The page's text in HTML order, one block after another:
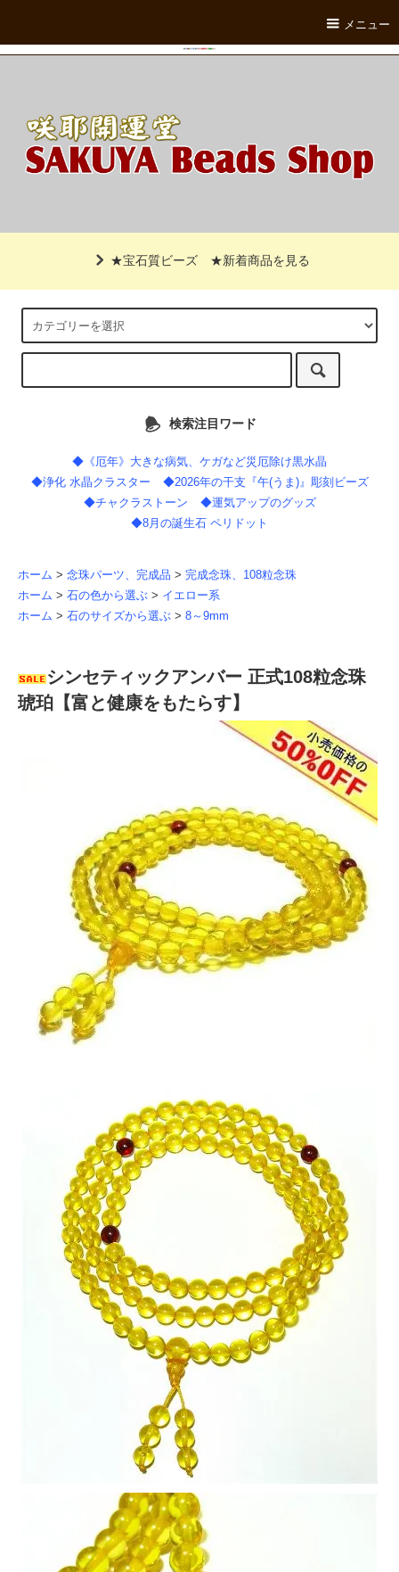
メニュー
★宝石質ビーズ ★新着商品を見る
検索注目ワード
◆《厄年》大きな病気、ケガなど災厄除け黒水晶
◆浄化 水晶クラスター
◆2026年の干支『午(うま)』彫刻ビーズ
◆チャクラストーン
◆運気アップのグッズ
◆8月の誕生石 ペリドット
ホーム > 念珠パーツ、完成品 > 完成念珠、108粒念珠
ホーム > 石の色から選ぶ > イエロー系
ホーム > 石のサイズから選ぶ > 8～9mm
シンセティックアンバー 正式108粒念珠
琥珀【富と健康をもたらす】